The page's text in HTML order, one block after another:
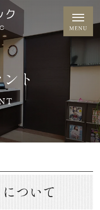
ト
ついて